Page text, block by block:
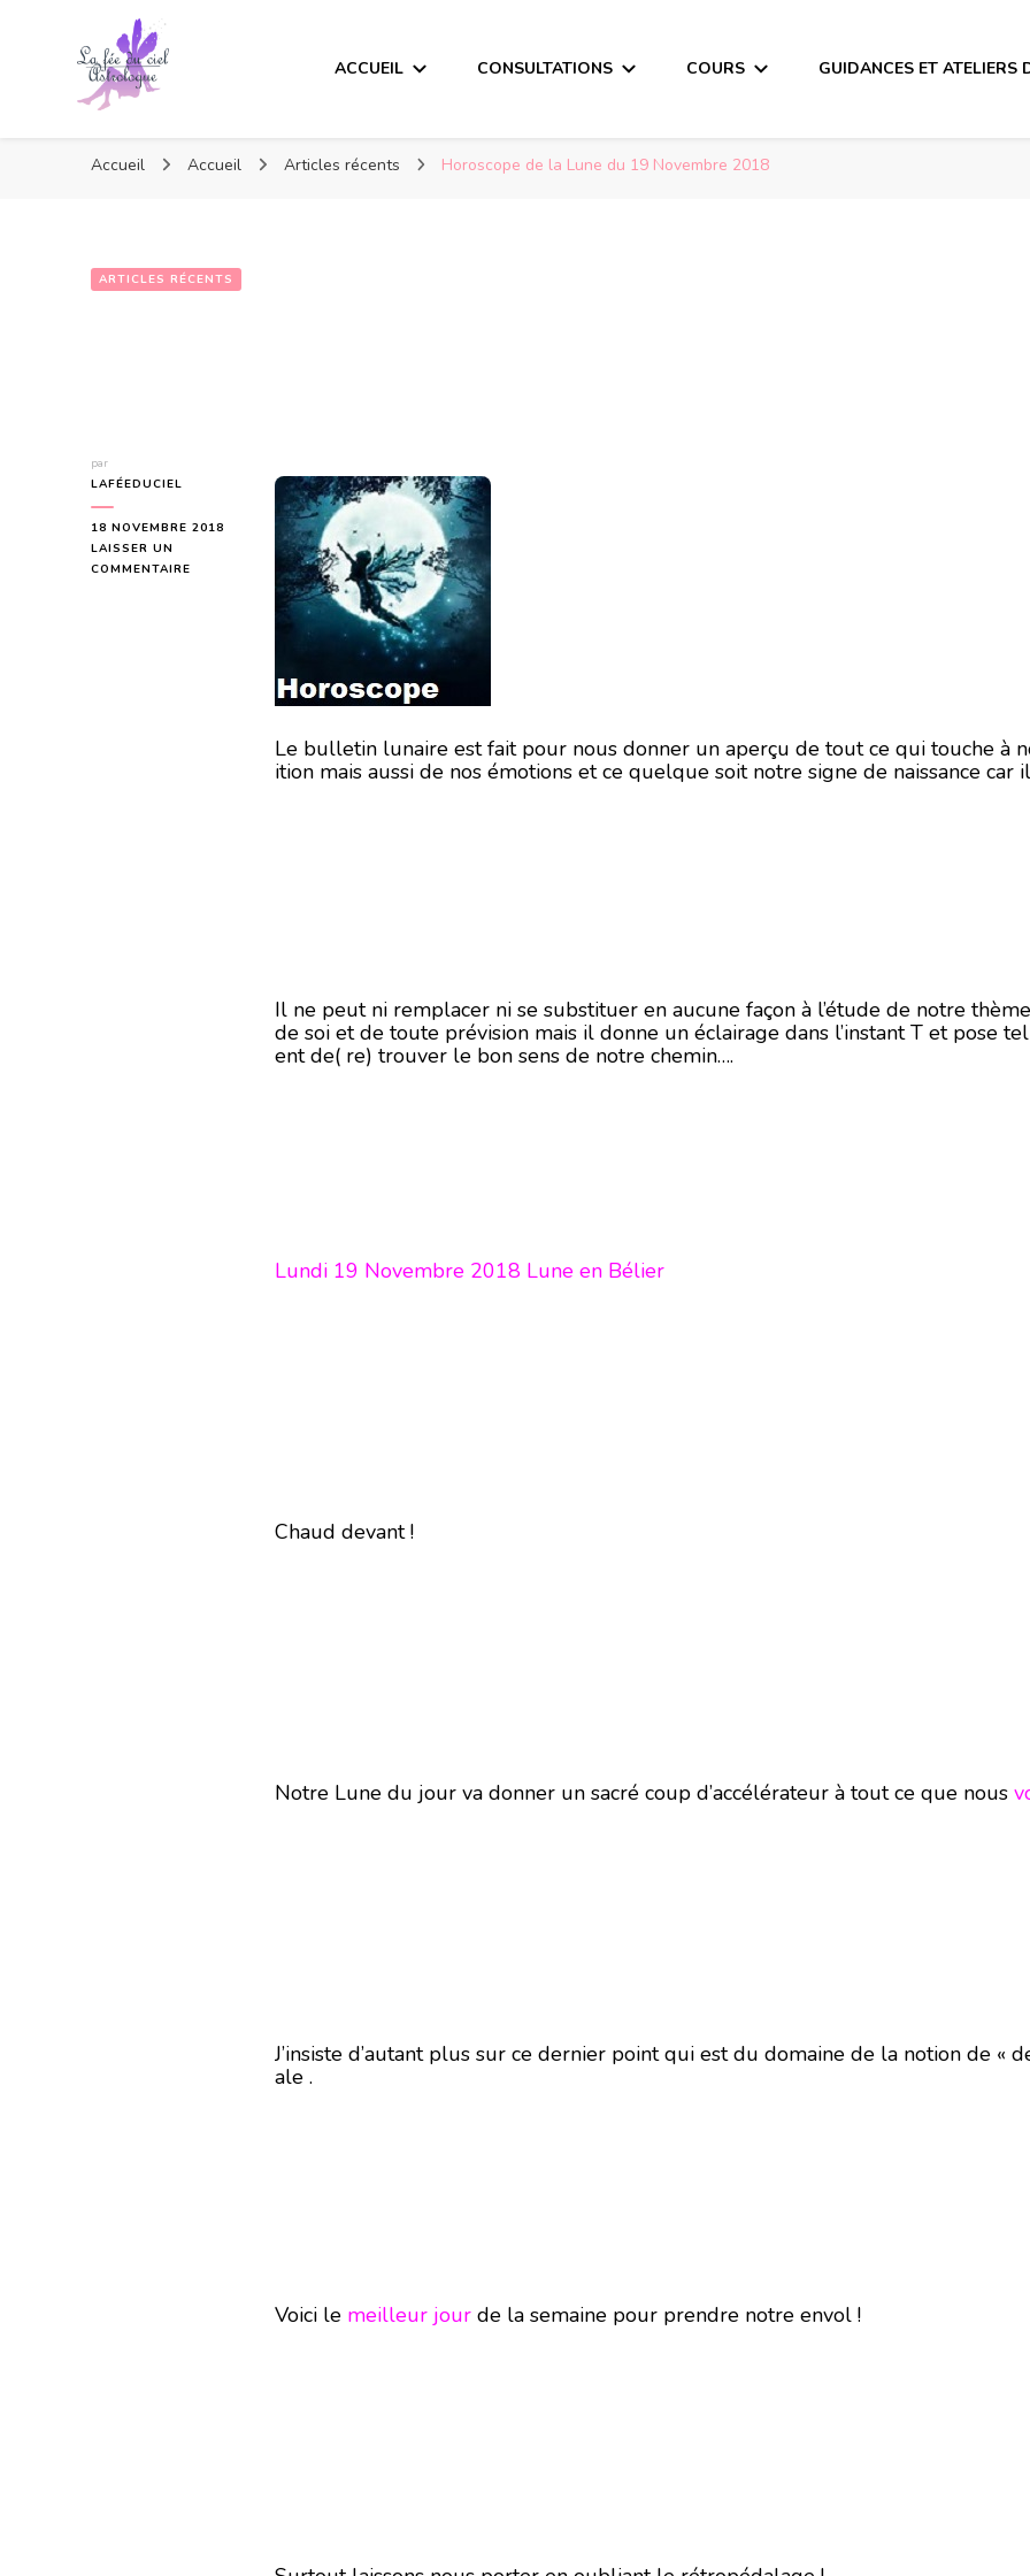
ACCUEIL CONSULTATIONS COURS GUIDANCES ET ATELIERS
Accueil Accueil Articles récents Horoscope de la Lune du 19 Novembre 2018
ARTICLES RÉCENTS
par
LAFÉEDUCIEL
18 NOVEMBRE 2018
LAISSER UN
COMMENTAIRE
HOROSCOPE
Le bulletin lunaire est fait pour nous donner un aperçu de tout ce qui touche à
ition mais aussi de nos émotions et ce quelque soit notre signe de naissance car il
Il ne peut ni remplacer ni se substituer en aucune façon à l’étude de notre
de soi et de toute prévision mais il donne un éclairage dans l’instant T et pose
ent de( re) trouver le bon sens de notre chemin….
Lundi 19 Novembre 2018 Lune en Bélier
Chaud devant !
Notre Lune du jour va donner un sacré coup d’accélérateur à tout ce que nous
J’insiste d’autant plus sur ce dernier point qui est du domaine de la notion de «
ale .
Voici le meilleur jour de la semaine pour prendre notre envol !